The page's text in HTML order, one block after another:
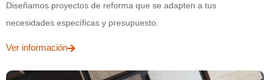
Diseñamos proyectos de reforma que se adapten a tus
necesidades específicas y presupuesto.
Ver información